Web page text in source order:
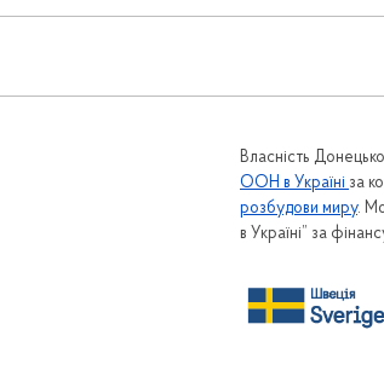
Власність
ООН в Україні за
розбудови миру.
в Україні” за